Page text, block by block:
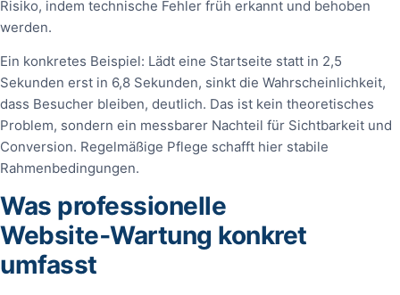
Risiko, indem technische Fehler früh erkannt und behoben
werden.
Ein konkretes Beispiel: Lädt eine Startseite statt in 2,5
Sekunden erst in 6,8 Sekunden, sinkt die Wahrscheinlichkeit,
dass Besucher bleiben, deutlich. Das ist kein theoretisches
Problem, sondern ein messbarer Nachteil für Sichtbarkeit und
Conversion. Regelmäßige Pflege schafft hier stabile
Rahmenbedingungen.
Was professionelle
Website‑Wartung konkret
umfasst